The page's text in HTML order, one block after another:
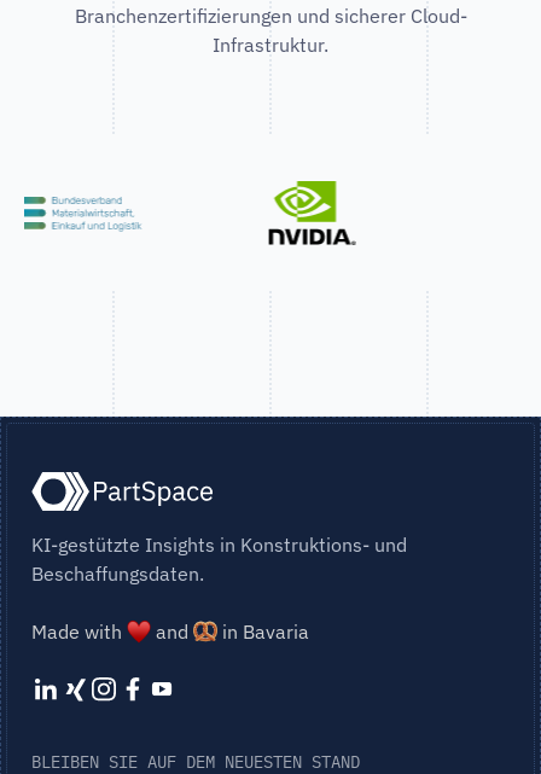
Branchenzertifizierungen und sicherer Cloud-
Infrastruktur.
KI-gestützte Insights in Konstruktions- und
Beschaffungsdaten.
Made with and in Bavaria
BLEIBEN SIE AUF DEM NEUESTEN STAND